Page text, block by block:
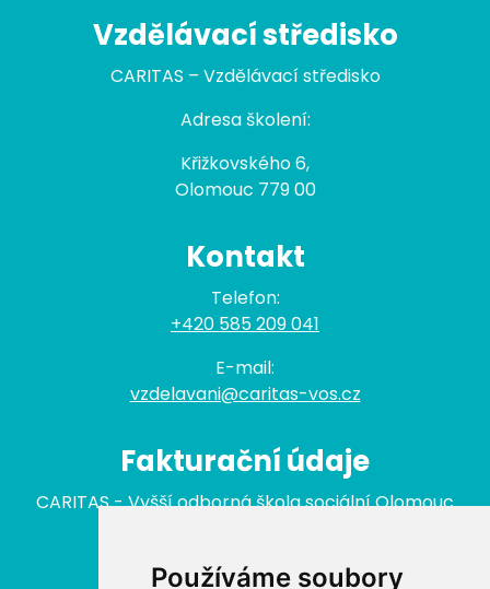
Používáme soubory
Vzdělávací středisko
CARITAS – Vzdělávací středisko
Adresa školení:
Křižkovského 6,
Olomouc 779 00
Kontakt
Telefon:
+420 585 209 041
E-mail:
vzdelavani@caritas-vos.cz
Fakturační údaje
CARITAS - Vyšší odborná škola sociální Olomouc